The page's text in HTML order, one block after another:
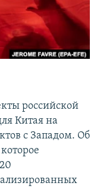
российской
Китая на
с Западом. Об